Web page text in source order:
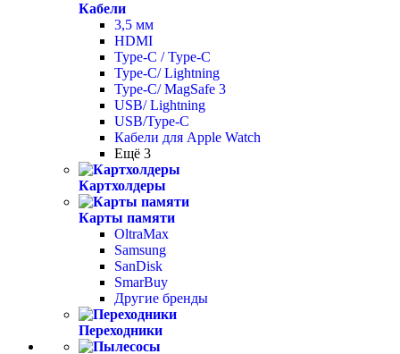
Кабели
3,5 мм
HDMI
Type-C / Type-C
Type-C/ Lightning
Type-C/ MagSafe 3
USB/ Lightning
USB/Type-C
Кабели для Apple Watch
Ещё 3
Картхолдеры
Карты памяти
OltraMax
Samsung
SanDisk
SmarBuy
Другие бренды
Переходники